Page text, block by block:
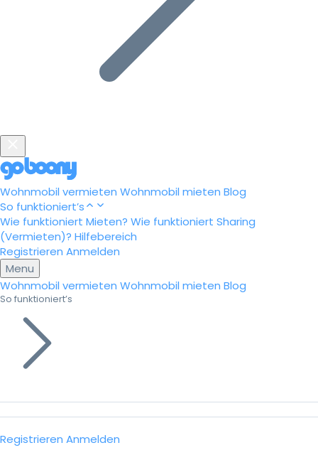
Wohnmobil vermieten Wohnmobil mieten Blog
So funktioniert’s
Wie funktioniert Mieten? Wie funktioniert Sharing
(Vermieten)? Hilfebereich
Registrieren Anmelden
Menu
Wohnmobil vermieten Wohnmobil mieten Blog
So funktioniert’s
Registrieren Anmelden